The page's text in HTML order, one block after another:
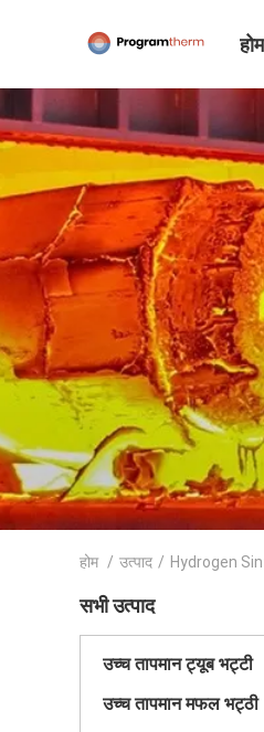
होम
होम / उत्पाद / Hydrogen
सभी उत्पाद
उच्च तापमान ट्यूब भट्टी
उच्च तापमान मफल भट्ठी